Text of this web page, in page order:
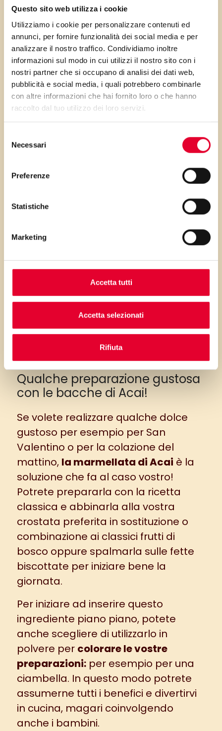
Questo sito web utilizza i cookie
Utilizziamo i cookie per personalizzare contenuti ed
annunci, per fornire funzionalità dei social media e per
analizzare il nostro traffico. Condividiamo inoltre
informazioni sul modo in cui utilizzi il nostro sito con i
nostri partner che si occupano di analisi dei dati web,
pubblicità e social media, i quali potrebbero combinarle
con altre informazioni che hai fornito loro o che hanno
raccolto dal tuo utilizzo dei loro servizi.
delNecessari
Preferenze
Statistiche
Marketing
Accetta tutti
Accetta selezionati
Rifiuta
sfruttarle al meglio in cucina!
Un sapore…
Prima di inserire un ingrediente
all’interno di una ricetta o creare
combinazioni fantasiose è bene
conoscerne il sapore. Le bacche di
realizzazione di
frullati del benessere,
creative.
Qualche preparazione gustosa
con le bacche di Acai!
Se volete realizzare qualche dolce
gustoso per esempio per San
Valentino o per la colazione del
mattino, la marmellata di Acai è la
soluzione che fa al caso vostro!
Potrete prepararla con la ricetta
classica e abbinarla alla vostra
crostata preferita in sostituzione o
combinazione ai classici frutti di
bosco oppure spalmarla sulle fette
biscottate per iniziare bene la
giornata.
Per iniziare ad inserire questo
ingrediente piano piano, potete
anche scegliere di utilizzarlo in
polvere per colorare le vostre
preparazioni:per esempio per una
ciambella. In questo modo potrete
assumerne tutti i benefici e divertirvi
in cucina, magari coinvolgendo
anche i bambini.